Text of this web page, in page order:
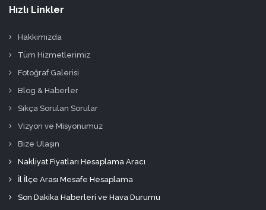
Hızlı Linkler
Hakkımızda
Tüm Hizmetlerimiz
Fotoğraf Galerisi
Blog & Haberler
Sıkça Sorulan Sorular
Vizyon ve Misyonumuz
Bize Ulaşın
Nakliyat Fiyatları Hesaplama Aracı
İl İlçe Arası Mesafe Hesaplama
Son Dakika Haberleri ve Hava Durumu